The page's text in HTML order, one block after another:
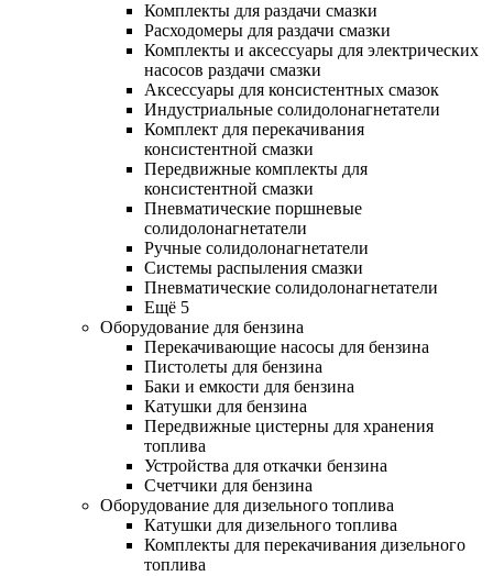
Комплекты для раздачи смазки
Расходомеры для раздачи смазки
Комплекты и аксессуары для электрических
насосов раздачи смазки
Аксессуары для консистентных смазок
Индустриальные солидолонагнетатели
Комплект для перекачивания
консистентной смазки
Передвижные комплекты для
консистентной смазки
Пневматические поршневые
солидолонагнетатели
Ручные солидолонагнетатели
Системы распыления смазки
Пневматические солидолонагнетатели
Ещё 5
Оборудование для бензина
Перекачивающие насосы для бензина
Пистолеты для бензина
Баки и емкости для бензина
Катушки для бензина
Передвижные цистерны для хранения
топлива
Устройства для откачки бензина
Счетчики для бензина
Оборудование для дизельного топлива
Катушки для дизельного топлива
Комплекты для перекачивания дизельного
топлива